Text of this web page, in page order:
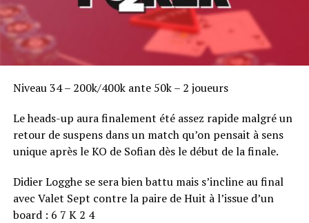
Niveau 34 – 200k/400k ante 50k – 2 joueurs
Le heads-up aura finalement été assez rapide malgré un
retour de suspens dans un match qu’on pensait à sens
unique après le KO de Sofian dès le début de la finale.
Didier Logghe se sera bien battu mais s’incline au final
avec Valet Sept contre la paire de Huit à l’issue d’un
board : 6 7 K 2 4